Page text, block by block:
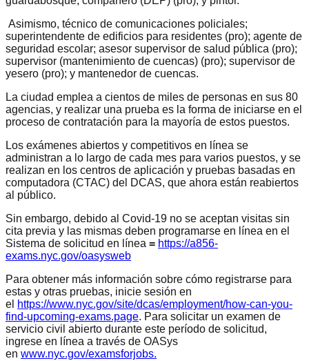
Asimismo, técnico de comunicaciones policiales;
superintendente de edificios para residentes (pro); agente de
seguridad escolar; asesor supervisor de salud pública (pro);
supervisor (mantenimiento de cuencas) (pro); supervisor de
yesero (pro); y mantenedor de cuencas.
La ciudad emplea a cientos de miles de personas en sus 80
agencias, y realizar una prueba es la forma de iniciarse en el
proceso de contratación para la mayoría de estos puestos.
Los exámenes abiertos y competitivos en línea se
administran a lo largo de cada mes para varios puestos, y se
realizan en los centros de aplicación y pruebas basadas en
computadora (CTAC) del DCAS, que ahora están reabiertos
al público.
Sin embargo, debido al Covid-19 no se aceptan visitas sin
cita previa y las mismas deben programarse en línea en el
Sistema de solicitud en línea = https://a856-
exams.nyc.gov/oasysweb
Para obtener más información sobre cómo registrarse para
estas y otras pruebas, inicie sesión en
el https://www.nyc.gov/site/dcas/employment/how-can-you-
find-upcoming-exams.page. Para solicitar un examen de
servicio civil abierto durante este período de solicitud,
ingrese en línea a través de OASys
en www.nyc.gov/examsforjobs.